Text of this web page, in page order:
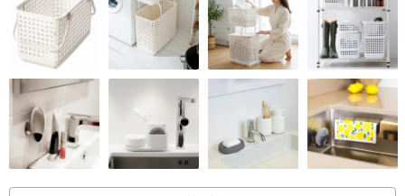
√ 安裝後保固二年，完善保修售後服務
√ NCC核可證號：CCAH21LP3630T1
【本商品規格】
顏色：消光黑
適用門厚：40mm-100mm
產地：台灣